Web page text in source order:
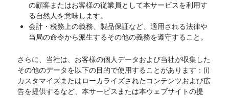
の顧客またはお客様の従業員として本サービスを利用す
る自然人を意味します。
会計・税務上の義務、製品保証など、適用される法律や
当局の命令から派生するその他の義務を遵守すること。
さらに、当社は、お客様の個人データおよび当社が収集した
その他のデータを以下の目的で使用することがあります：(i)
カスタマイズまたはローカライズされたコンテンツおよび広
告を提供するなど、本サービスまたは本ウェブサイトの提